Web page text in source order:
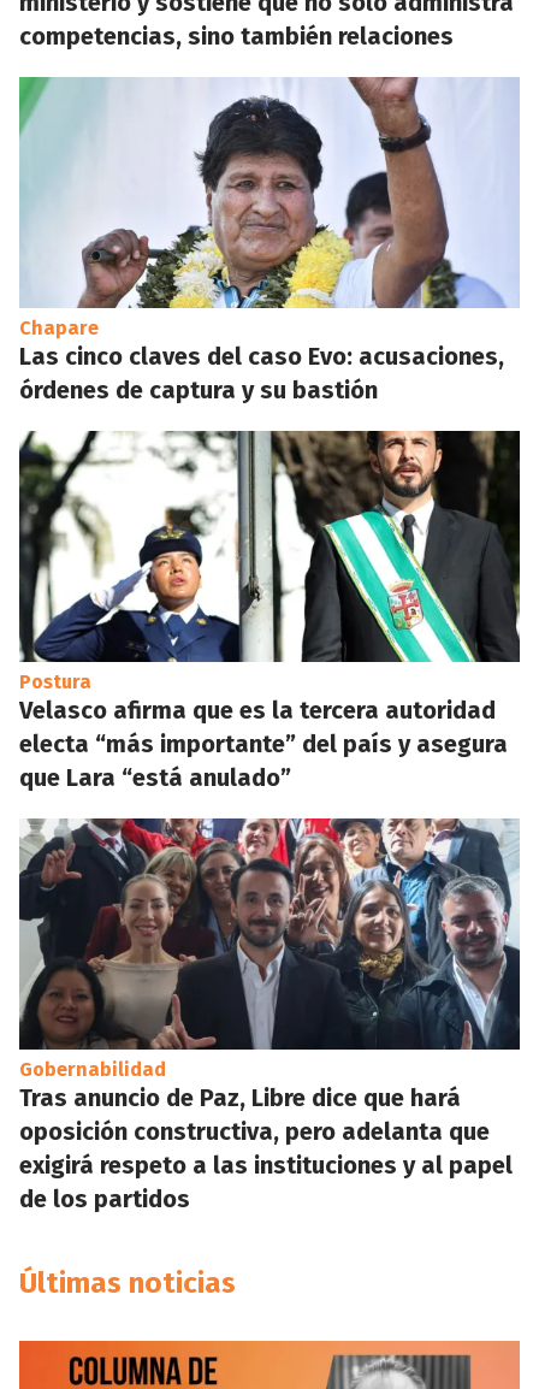
competencias, sino también relaciones
Chapare
Las cinco claves del caso Evo: acusaciones,
órdenes de captura y su bastión
Postura
Velasco afirma que es la tercera autoridad
electa “más importante” del país y asegura
que Lara “está anulado”
Gobernabilidad
Tras anuncio de Paz, Libre dice que hará
oposición constructiva, pero adelanta que
exigirá respeto a las instituciones y al papel
de los partidos
Últimas noticias